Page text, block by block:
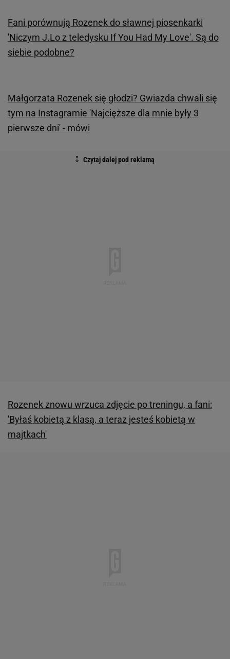
Fani porównują Rozenek do sławnej piosenkarki
'Niczym J.Lo z teledysku If You Had My Love'. Są do
siebie podobne?
Małgorzata Rozenek się głodzi? Gwiazda chwali się
tym na Instagramie 'Najcięższe dla mnie były 3
pierwsze dni' - mówi
Rozenek znowu wrzuca zdjęcie po treningu, a fani:
'Byłaś kobietą z klasą, a teraz jesteś kobietą w
majtkach'